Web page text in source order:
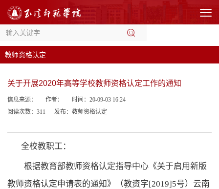
教师资格认定
关于开展2020年高等学校教师资格认定工作的通知
信息来源： 作者：
时间：20-09-03 16:24
阅读次数： 311 发布：教师资格认定
全校教职工：
根据教育部教师资格认定指导中心《关于启用新版
教师资格认定申请表的通知》（教资字[2019]5号）云南